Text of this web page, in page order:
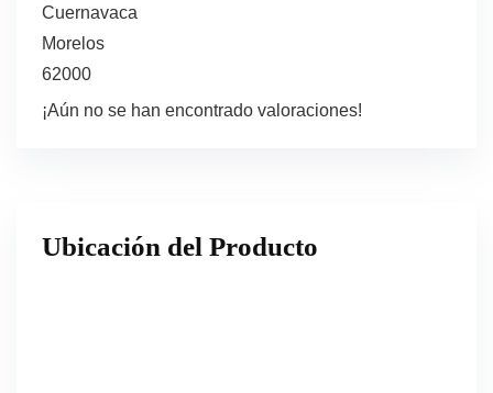
Cuernavaca
Morelos
62000
¡Aún no se han encontrado valoraciones!
Ubicación del Producto